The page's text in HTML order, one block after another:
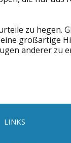
zu hegen.
großartige
anderer zu
LINKS